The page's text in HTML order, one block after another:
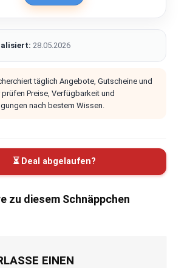
28.05.2026
täglich Angebote, Gutscheine und
Preise, Verfügbarkeit und
nach bestem Wissen.
⏳ Deal abgelaufen?
zu diesem Schnäppchen
EINEN